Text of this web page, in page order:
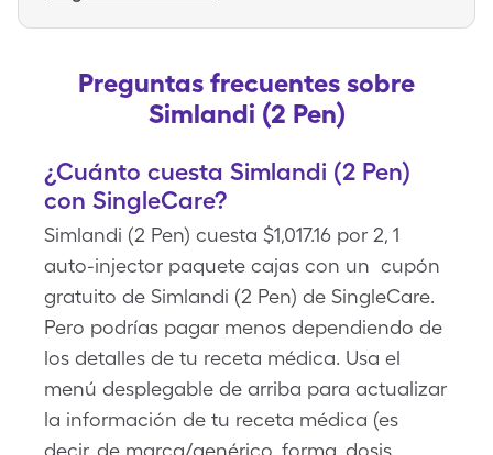
Preguntas frecuentes sobre
Simlandi (2 Pen)
¿Cuánto cuesta Simlandi (2 Pen)
con SingleCare?
Simlandi (2 Pen) cuesta $1,017.16 por 2, 1
auto-injector paquete cajas con un cupón
gratuito de Simlandi (2 Pen) de SingleCare.
Pero podrías pagar menos dependiendo de
los detalles de tu receta médica. Usa el
menú desplegable de arriba para actualizar
la información de tu receta médica (es
decir, de marca/genérico, forma, dosis,